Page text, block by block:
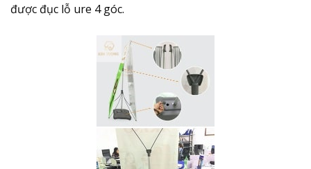
được đục lỗ ure 4 góc.